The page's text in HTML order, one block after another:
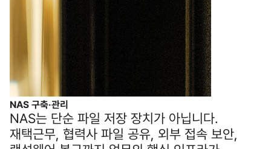
NAS 구축·관리
NAS는 단순 파일 저장 장치가 아닙니다.
재택근무, 협력사 파일 공유, 외부 접속 보안,